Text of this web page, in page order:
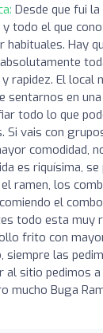
Desde que fui
todo el que
habituales. Hay
rapidez. El local
sentarnos en
todo lo que
Si vais con
comodidad,
es riquísima,
ramen, los
el
todo esta muy
frito con
siempre las
al sitio pedimos a
mucho Buga